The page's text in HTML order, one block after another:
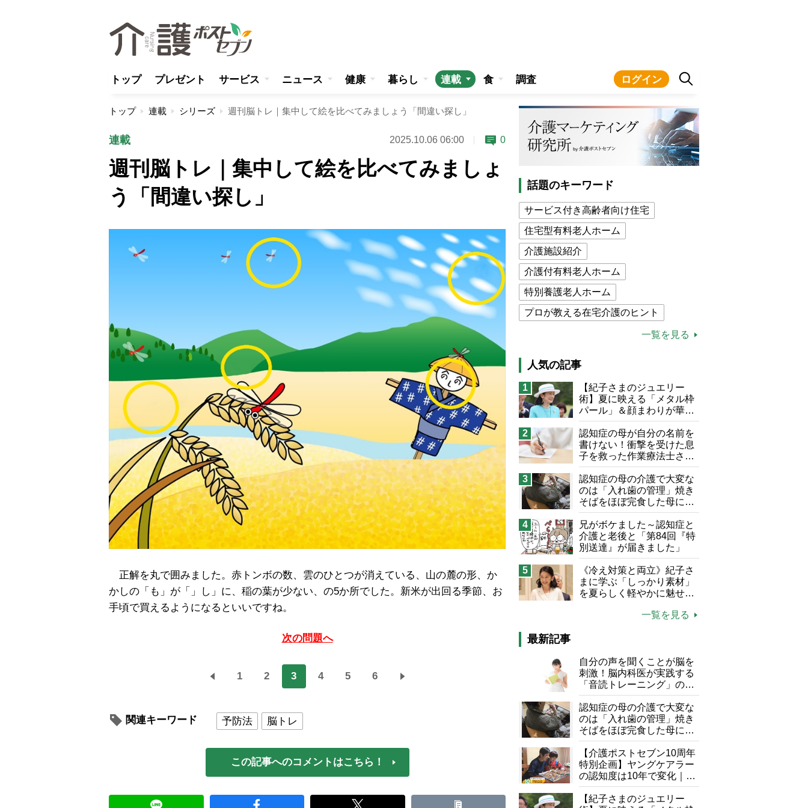
トップ プレゼント サービス ニュース 健康 暮らし 連載 食 調査 ログイン
トップ 連載 シリーズ 週刊脳トレ｜集中して絵を比べてみましょう「間違い探し」
連載 2025.10.06 06:00 0
週刊脳トレ｜集中して絵を比べてみましょ
う「間違い探し」
正解を丸で囲みました。赤トンボの数、雲のひとつが消えている、山の麓の形、か
かしの「も」が「」し」に、稲の葉が少ない、の5か所でした。新米が出回る季節、お
手頃で買えるようになるといいですね。
次の問題へ
1 2 3 4 5 6
関連キーワード 予防法 脳トレ
この記事へのコメントはこちら！
話題のキーワード
サービス付き高齢者向け住宅
住宅型有料老人ホーム
介護施設紹介
介護付有料老人ホーム
特別養護老人ホーム
プロが教える在宅介護のヒント
介護食
猫が母になつきません
息子の遠距離介護サバイバル術
兄がボケました
便利なサービス
予防法
一覧を見る
人気の記事
1
【紀子さまのジュエリー
術】夏に映える「メタル枠
パール」＆顔まわりが華や
ぐ「揺れる一粒」の使い分
け方
2
認知症の母が自分の名前を
書けない！衝撃を受けた息
子を救った作業療法士さん
の言葉
3
認知症の母の介護で大変な
のは「入れ歯の管理」焼き
そばをほぼ完食した母に息
子が血の気が引いた理由
4
兄がボケました～認知症と
介護と老後と「第84回『特
別送達』が届きました」
5
《冷え対策と両立》紀子さ
まに学ぶ「しっかり素材」
を夏らしく軽やかに魅せる
一覧を見る
最新記事
自分の声を聞くことが脳を
刺激！脳内科医が実践する
「音読トレーニング」の極
意
認知症の母の介護で大変な
のは「入れ歯の管理」焼き
そばをほぼ完食した母に息
子が血の気が引いた理由
【介護ポストセブン10周年
特別企画】ヤングケアラー
の認知度は10年で変化｜流
行語大賞にノミネート、法
律にも明記されたが果たし
【紀子さまのジュエリー